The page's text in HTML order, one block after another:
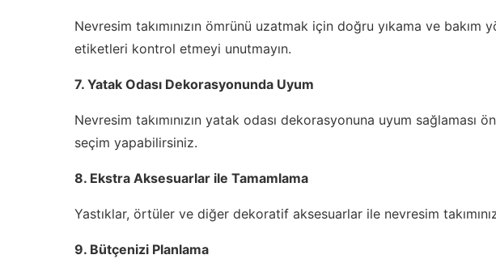
Nevresim takımınızın ömrünü uzatmak için doğru yıkama ve
etiketleri kontrol etmeyi unutmayın.
7. Yatak Odası Dekorasyonunda Uyum
Nevresim takımınızın yatak odası dekorasyonuna uyum
seçim yapabilirsiniz.
8. Ekstra Aksesuarlar ile Tamamlama
Yastıklar, örtüler ve diğer dekoratif aksesuarlar ile nevresim
9. Bütçenizi Planlama